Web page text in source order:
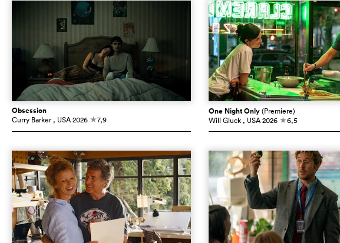
Obsession
Curry Barker , USA2026 c7,9
One Night Only(Premiere)
Will Gluck , USA 2026 c6,5